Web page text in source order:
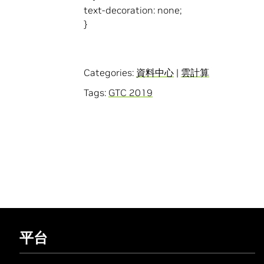
text-decoration: none;
}
Categories: 資料中心 | 雲計算
Tags: GTC 2019
平台